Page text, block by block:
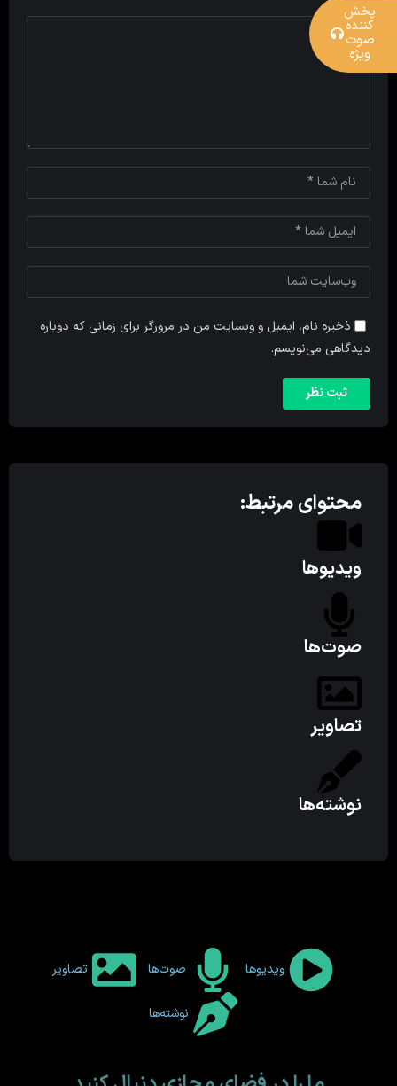
ذخیره نام، ایمیل و وبسایت من در مرورگر برای زمانی که دوباره
دیدگاهی می‌نویسم.
محتوای مرتبط:
ویدیوها
صوت‌ها
تصاویر
نوشته‌ها
ویدیوها صوت‌ها تصاویر
نوشته‌ها
پخش
کننده
صوت
ویژه